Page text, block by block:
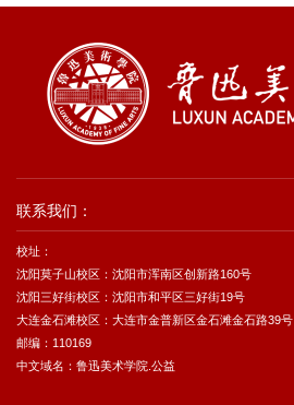
联系我们：
校址：
沈阳莫子山校区：沈阳市浑南区创新路160号
沈阳三好街校区：沈阳市和平区三好街19号
大连金石滩校区：大连市金普新区金石滩金石路39号
邮编：110169
中文域名：鲁迅美术学院.公益